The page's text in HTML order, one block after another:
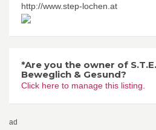
http://www.step-lochen.at
*Are you the owner of
Beweglich & Gesund?
Click here to manage this listing.
ad